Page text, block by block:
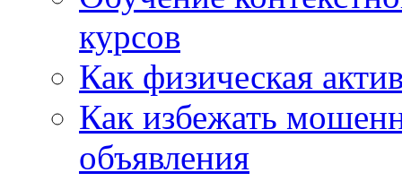
курсов
Как физическая
Как избежать
объявления